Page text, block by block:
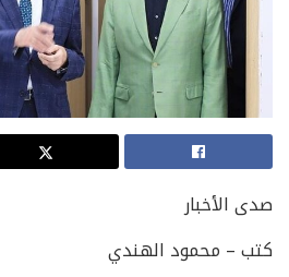
صدى الأخبار
كتب – محمود الهندي